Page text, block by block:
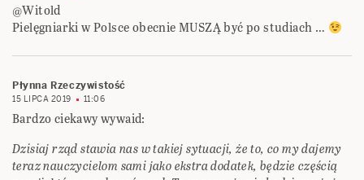
@Witold
Pielęgniarki w Polsce obecnie MUSZĄ być po studiach …
Płynna Rzeczywistość
15 LIPCA 2019 11:06
Bardzo ciekawy wywaid:
Dzisiaj rząd stawia nas w takiej sytuacji, że to, co my dajemy
teraz nauczycielom sami jako ekstra dodatek, będzie częścią